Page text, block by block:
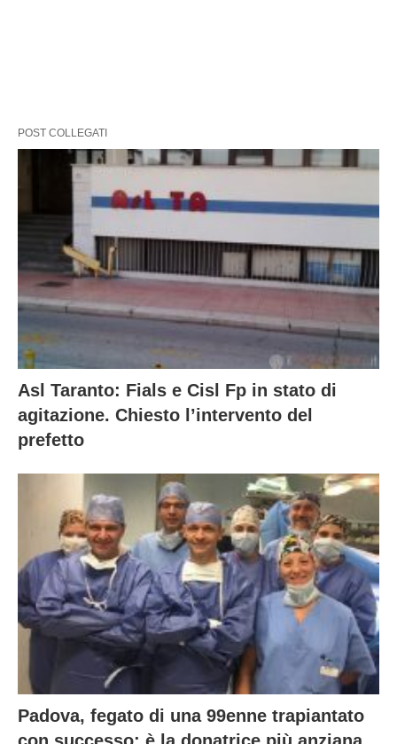
POST COLLEGATI
Asl Taranto: Fials e Cisl Fp in stato di
agitazione. Chiesto l’intervento del
prefetto
Padova, fegato di una 99enne trapiantato